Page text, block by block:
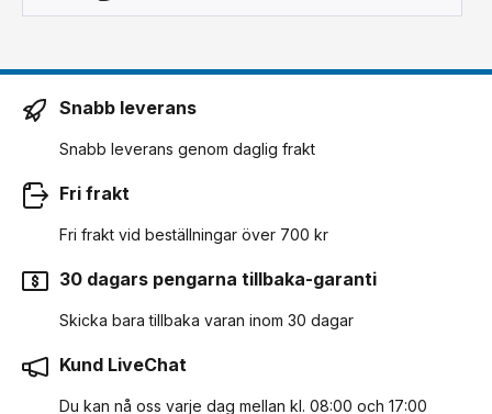
Snabb leverans
Snabb leverans genom daglig frakt
Fri frakt
Fri frakt vid beställningar över 700 kr
30 dagars pengarna tillbaka-garanti
Skicka bara tillbaka varan inom 30 dagar
Kund LiveChat
Du kan nå oss varje dag mellan kl. 08:00 och 17:00